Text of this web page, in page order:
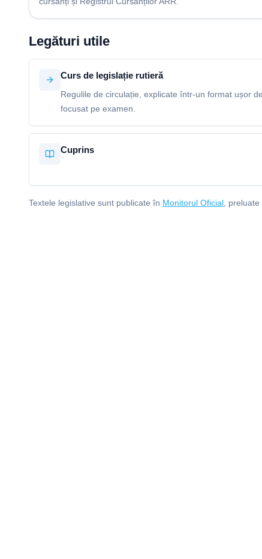
Legături utile
Curs de legislație rutieră
Regulile de circulație, explicate într-un format ușor
focusat pe examen.
Cuprins
Textele legislative sunt publicate în Monitorul Oficial ,